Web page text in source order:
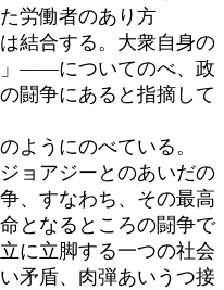
労働者のあり方
結合する。大衆自身の
」――についてのべ、政
闘争にあると指摘して
ようにのべている。
ョアジーとのあいだの
、すなわち、その最高
となるところの闘争で
に立脚する一つの社会
矛盾、肉弾あいうつ接